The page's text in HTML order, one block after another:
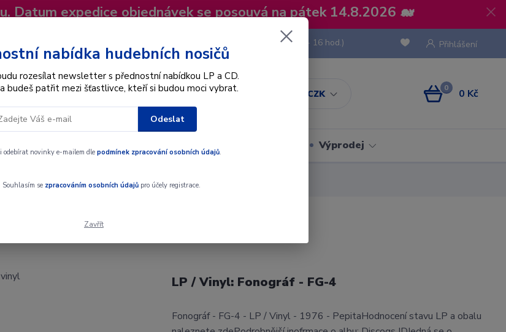
Datum expedice objednávek se posouvá na pátek 14.8.2026 🐋
CZK
Přihlášení
Hledat
(Po-Pá, 8 - 16 hod.)
0 0 Kč
Dárkové poukazy Výprodej
LP / Vinyl: Fonográf - FG-4
Fonográf - FG-4 - LP / Vinyl - 1976 - PepitaHodnocení stavu LP a obalu
nabídka hudebních nosičů
rozesílat newsletter s přednostní nabídkou LP a CD.
budeš patřit mezi šťastlivce, kteří si budou moci vybrat.
Odeslat
odebírat novinky e-mailem dle podmínek zpracování osobních údajů.
Souhlasím se zpracováním osobních údajůpro účely registrace.
Zavřít